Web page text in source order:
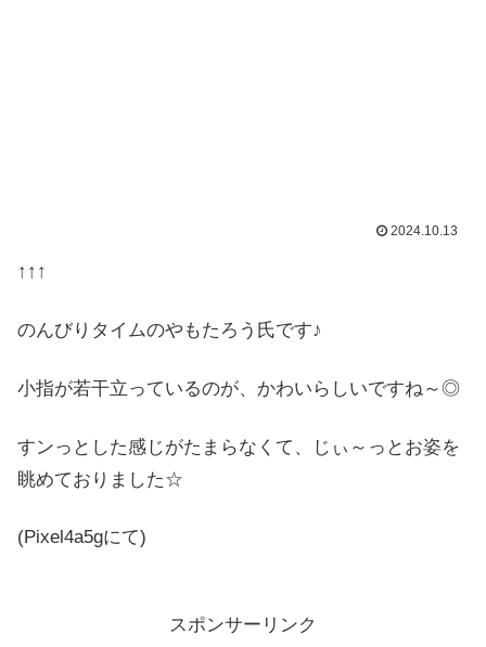
2024.10.13
↑↑↑
のんびりタイムのやもたろう氏です♪
小指が若干立っているのが、かわいらしいですね～◎
すンっとした感じがたまらなくて、じぃ～っとお姿を
眺めておりました☆
(Pixel4a5gにて)
スポンサーリンク